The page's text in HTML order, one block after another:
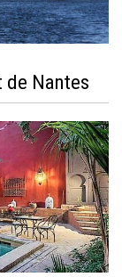
de Nantes